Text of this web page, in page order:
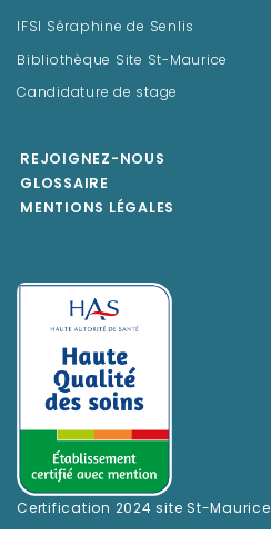
IFSI Séraphine de Senlis
Bibliothèque Site St-Maurice
Candidature de stage
REJOIGNEZ-NOUS
GLOSSAIRE
MENTIONS LÉGALES
Certification 2024 site St-Maurice